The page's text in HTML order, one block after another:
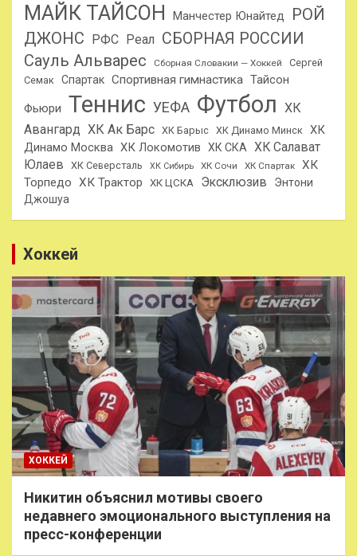
МАЙК ТАЙСОН Манчестер Юнайтед
РОЙ
ДЖОНС
РФС Реал СБОРНАЯ РОССИИ
Сауль Альварес Сборная Словакии — Хоккей
Сергей
Семак Спартак Спортивная гимнастика Тайсон
Фьюри Теннис УЕФА Футбол ХК
Авангард ХК Ак Барс ХК Барыс ХК Динамо Минск ХК
Динамо Москва ХК Локомотив ХК СКА ХК Салават
Юлаев
ХК Северсталь ХК Сибирь ХК Сочи ХК Спартак
ХК
Торпедо ХК Трактор ХК ЦСКА Эксклюзив
Энтони
Джошуа
Хоккей
ХОККЕЙ
Никитин объяснил мотивы своего
недавнего эмоционального выступления на
пресс-конференции